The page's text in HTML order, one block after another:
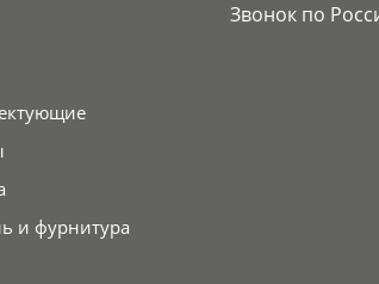
и фурнитура
Звонок по